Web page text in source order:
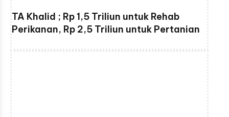
TA Khalid ; Rp 1,5 Triliun untuk Rehab
Perikanan, Rp 2,5 Triliun untuk Pertanian